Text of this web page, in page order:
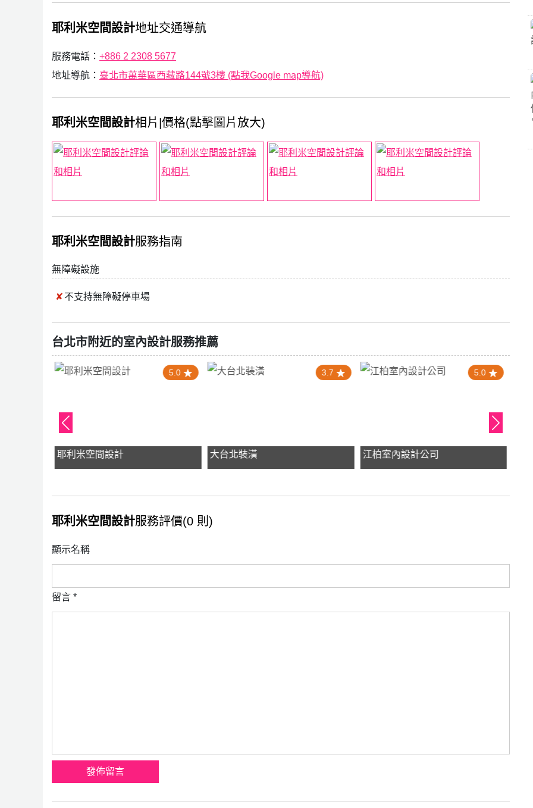
耶利米空間設計地址交通導航
服務電話： +886 2 2308 5677
地址導航： 臺北市萬華區西藏路144號3樓 (點我Google map導航)
耶利米空間設計相片|價格(點擊圖片放大)
耶利米空間設計服務指南
無障礙設施
不支持無障礙停車場
台北市附近的室內設計服務推薦
5.0
耶利米空間設計
3.7
大台北裝潢
5.0
江柏室內設計公司
耶利米空間設計服務評價(0 則)
顯示名稱
留言 *